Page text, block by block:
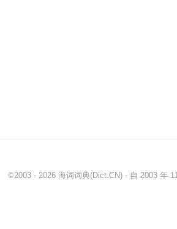
©2003 - 2026 海词词典(Dict.CN) - 自 2003 年